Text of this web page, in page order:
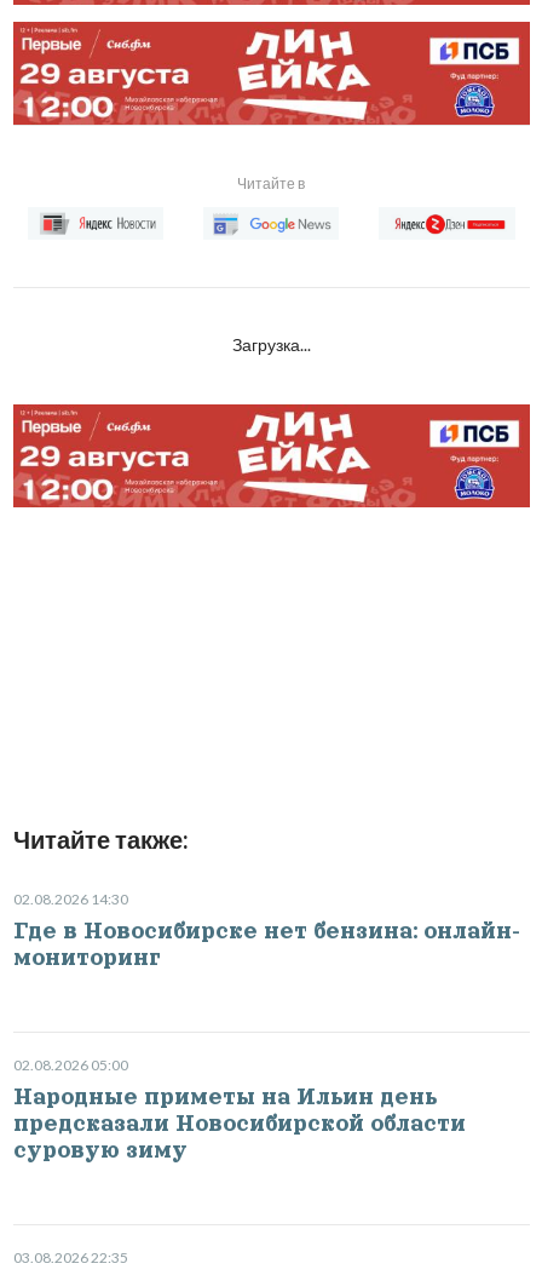
Читайте в
Загрузка...
Читайте также:
02.08.2026 14:30
Где в Новосибирске нет бензина: онлайн-
мониторинг
02.08.2026 05:00
Народные приметы на Ильин день
предсказали Новосибирской области
суровую зиму
03.08.2026 22:35